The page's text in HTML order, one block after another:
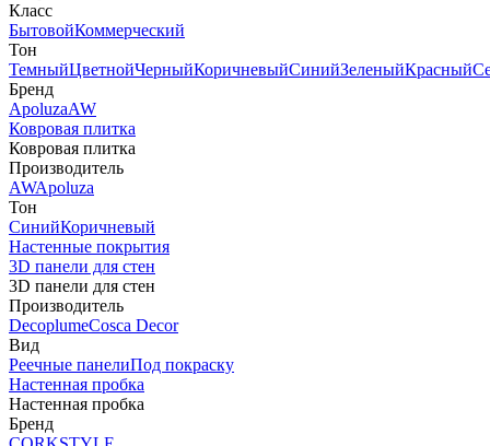
Класс
БытовойКоммерческий
Тон
ТемныйЦветнойЧерныйКоричневыйСинийЗеленыйКрасный
Бренд
ApoluzaAW
Ковровая плитка
Ковровая плитка
Производитель
AWApoluza
Тон
СинийКоричневый
Настенные покрытия
3D панели для стен
3D панели для стен
Производитель
DecoplumeCosca Decor
Вид
Реечные панелиПод покраску
Настенная пробка
Настенная пробка
Бренд